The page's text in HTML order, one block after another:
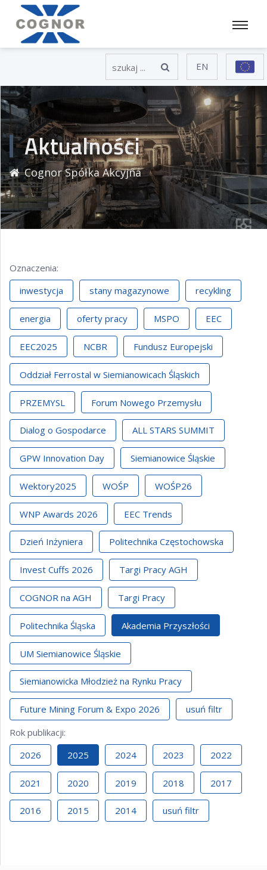
EN
Aktualności
Cognor Spółka Akcyjna
Oznaczenia:
inwestycja
stany magazynowe recykling
energia oferty pracy MSPO EEC
EEC2025 NCBR Fundusz Europejski
Oddział Ferrostal w Siemianowicach Śląskich
PRZEMYSL Forum Nowego Przemysłu
Dialog o Gospodarce ALL STARS SUMMIT
GPW Innovation Day Siemianowice Śląskie
Wektory2025 WOŚP WOŚP26
WNP Awards 2026 EEC Trends
Dzień Inżyniera Politechnika Częstochowska
Invest Cuffs 2026 Targi Pracy AGH
COGNOR na AGH Targi Pracy
Politechnika Śląska Akademia Przyszłości
UM Siemianowice Śląskie
Siemianowicka Młodzież na Rynku Pracy
Future Mining Forum & Expo 2026
usuń filtr
Rok publikacji:
2026
2025 2024 2023 2022
2021 2020 2019 2018 2017
2016 2015 2014 usuń filtr